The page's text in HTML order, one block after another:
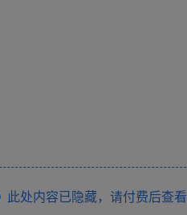
此处内容已隐藏，请付费后查看